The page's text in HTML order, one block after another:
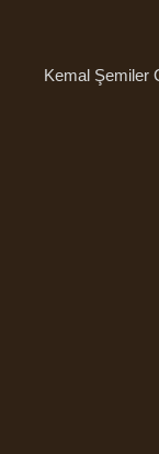
Kemal Şemiler